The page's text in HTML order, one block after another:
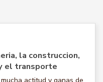
la construccion,
el transporte